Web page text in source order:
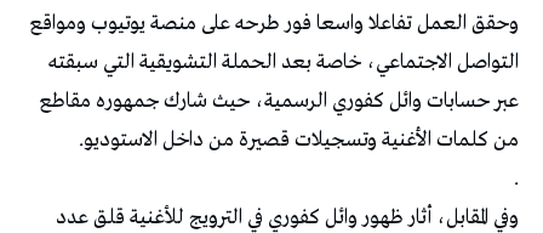
وحقق العمل تفاعلا واسعا فور طرحه على منصة يوتيوب ومواقع
التواصل الاجتماعي، خاصة بعد الحملة التشويقية التي سبقته
عبر حسابات وائل كفوري الرسمية، حيث شارك جمهوره مقاطع
من كلمات الأغنية وتسجيلات قصيرة من داخل الاستوديو.
.
وفي المقابل، أثار ظهور وائل كفوري في الترويج للأغنية قلق عدد